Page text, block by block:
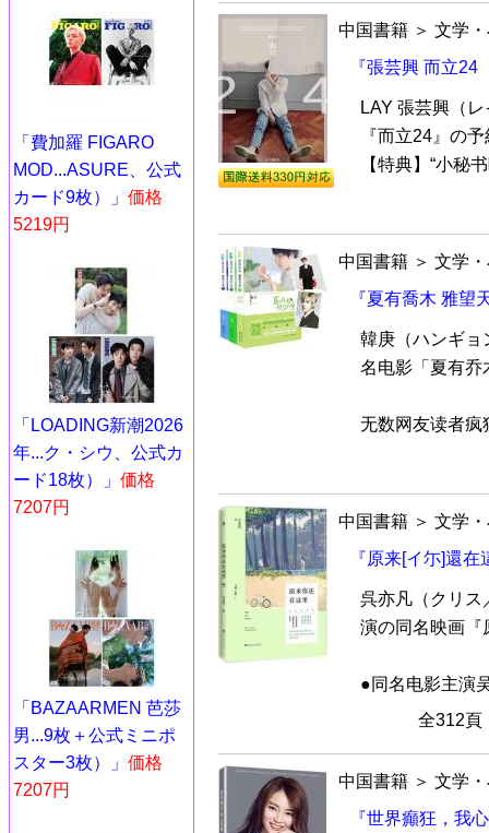
「費加羅 FIGARO
MOD...ASURE、公式
カード9枚）」 価格
5219円
「LOADING新潮2026
年...ク・シウ、公式カ
ード18枚）」 価格
7207円
「BAZAARMEN 芭莎
男...9枚＋公式ミニポ
スター3枚）」 価格
7207円
中国書籍 ＞ 文学
『張芸興 而立24
LAY 張芸興（
『而立24』の
【特典】“小秘
中国書籍 ＞ 文学
『夏有喬木 雅望
韓庚（ハンギョ
名电影「夏有乔
无数网友读者疯
中国書籍 ＞ 文学
『原来[イ尓]還
呉亦凡（クリス
演の同名映画『
●同名电影主演
全312
中国書籍 ＞ 文学
『世界癲狂，我